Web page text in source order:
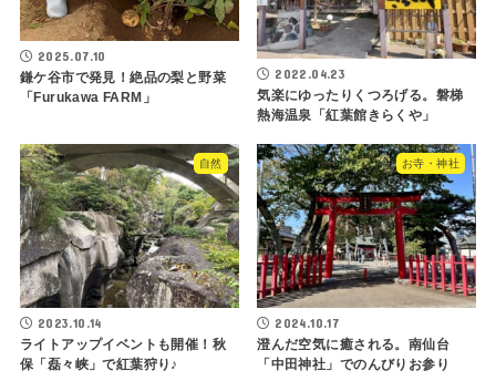
2025.07.10
鎌ケ谷市で発見！絶品の梨と野菜
「Furukawa FARM」
2022.04.23
気楽にゆったりくつろげる。磐梯
熱海温泉「紅葉館きらくや」
自然
2023.10.14
ライトアップイベントも開催！秋
保「磊々峡」で紅葉狩り♪
お寺・神社
2024.10.17
澄んだ空気に癒される。南仙台
「中田神社」でのんびりお参り